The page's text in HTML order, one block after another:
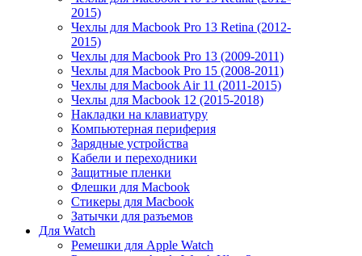
2015)
Чехлы для Macbook Pro 13 Retina (2012-
2015)
Чехлы для Macbook Pro 13 (2009-2011)
Чехлы для Macbook Pro 15 (2008-2011)
Чехлы для Macbook Air 11 (2011-2015)
Чехлы для Macbook 12 (2015-2018)
Накладки на клавиатуру
Компьютерная периферия
Зарядные устройства
Кабели и переходники
Защитные пленки
Флешки для Macbook
Стикеры для Macbook
Затычки для разъемов
Для Watch
Ремешки для Apple Watch